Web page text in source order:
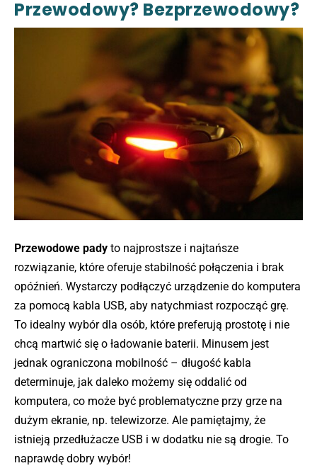
Przewodowy? Bezprzewodowy?
Przewodowe pady to najprostsze i najtańsze
rozwiązanie, które oferuje stabilność połączenia i brak
opóźnień. Wystarczy podłączyć urządzenie do komputera
za pomocą kabla USB, aby natychmiast rozpocząć grę.
To idealny wybór dla osób, które preferują prostotę i nie
chcą martwić się o ładowanie baterii. Minusem jest
jednak ograniczona mobilność – długość kabla
determinuje, jak daleko możemy się oddalić od
komputera, co może być problematyczne przy grze na
dużym ekranie, np. telewizorze. Ale pamiętajmy, że
istnieją przedłużacze USB i w dodatku nie są drogie. To
naprawdę dobry wybór!